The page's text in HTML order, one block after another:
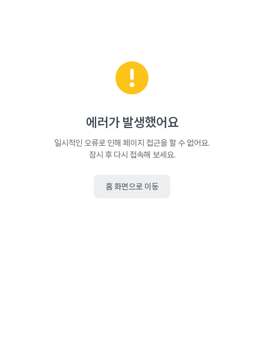
에러가 발생했어요
일시적인 오류로 인해 페이지 접근을 할 수 없어요.
잠시 후 다시 접속해 보세요.
홈 화면으로 이동